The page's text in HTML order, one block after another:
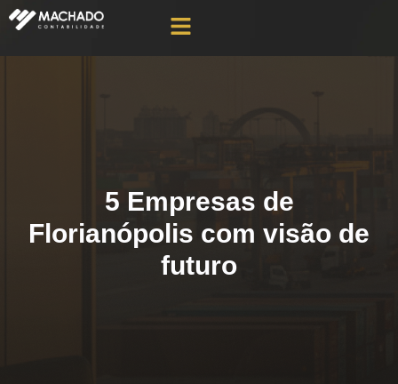
5 Empresas de
Florianópolis com visão de
futuro